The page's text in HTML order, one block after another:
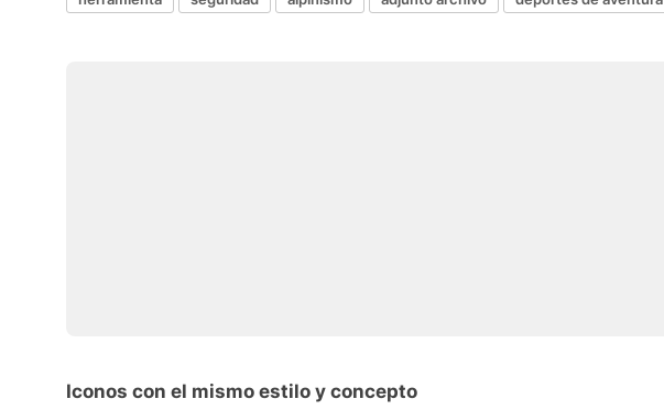
Iconos con el mismo estilo y concepto